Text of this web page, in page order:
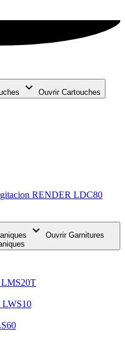
Ouvrir Cartouches
Ouvrir Garnitures